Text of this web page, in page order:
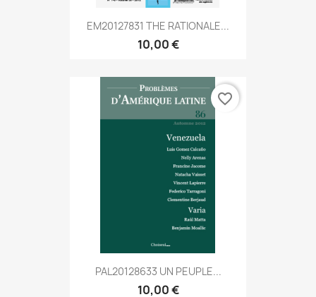
EM20127831 THE RATIONALE...
10,00 €
PAL20128633 UN PEUPLE...
10,00 €
favorite_border